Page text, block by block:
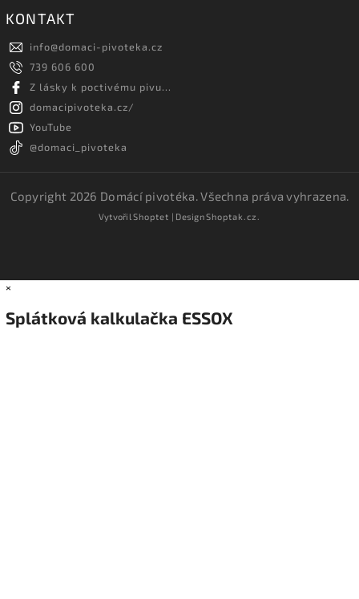
KONTAKT
info@domaci-pivoteka.cz
739 606 600
Z lásky k poctivému pivu...
domacipivoteka.cz/
YouTube
@domaci_pivoteka
Copyright 2026 Domácí pivotéka . Všechna práva vyhrazena.
VytvořilShoptet | DesignShoptak.cz.
×
Splátková kalkulačka ESSOX